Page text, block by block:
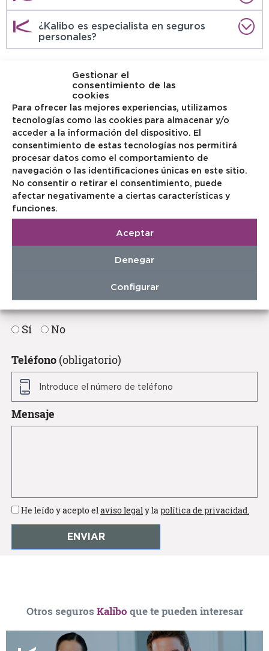
Gestionar el
consentimiento de las
cookies
Para ofrecer las mejores experiencias, utilizamos
tecnologías como las cookies para almacenar y/o
acceder a la información del dispositivo. El
consentimiento de estas tecnologías nos permitirá
procesar datos como el comportamiento de
navegación o las identificaciones únicas en este sitio.
No consentir o retirar el consentimiento, puede
afectar negativamente a ciertas características y
funciones.
Aceptar
Denegar
Configurar
¿Kalibo es especialista en seguros
personales?
Para cualquier duda puede ponerse en contacto
con nosotros mediante este formulario. Le
atenderemos lo antes posible.
(obligatorio)
(obligatorio)
Sí No
Teléfono (obligatorio)
Mensaje
He leído y acepto elaviso legaly lapolítica de privacidad.
Otros seguros Kalibo que te pueden interesar